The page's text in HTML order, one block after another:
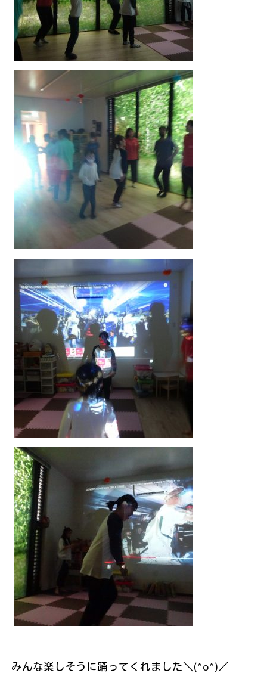
みんな楽しそうに踊ってくれました＼(^o^)／